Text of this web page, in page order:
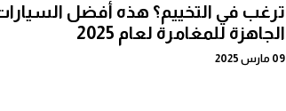
ترغب في التخييم؟ هذه أفضل
الجاهزة للمغامرة لعام 2025
09 مارس 2025